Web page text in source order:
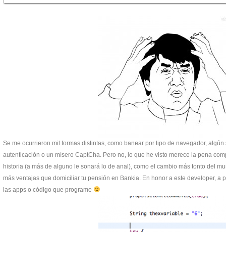
Se me ocurrieron mil formas distintas, como banear por tipo de navegador,
autenticación o un mísero CaptCha. Pero no, lo que he visto merece la pena
historia (a más de alguno le sonará lo de anal), como el cambio más tonto del
más ventajas que domiciliar tu pensión en Bankia. En honor a este developer, a
las apps o código que programe